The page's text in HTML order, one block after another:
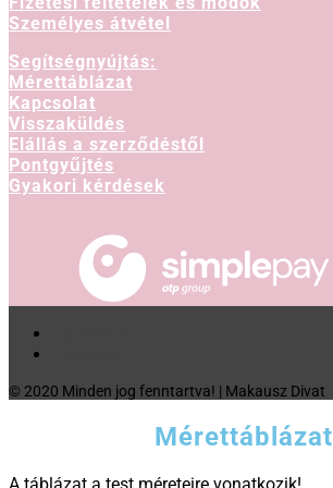
Személyes átvétel
Segítségnyújtás:
Mérettáblázat
Kapcsolat
Visszaküldés
Elállás a szerződéstől
Pontgyűjtés
Gyakori kérdések
© 2020 Minden jog fenntartva! | Makausz Divat
Mérettáblázat